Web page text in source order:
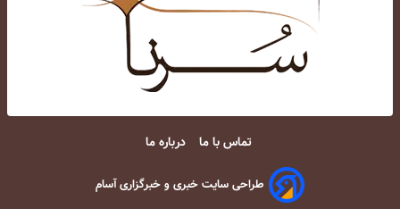
تماس با ما درباره ما
طراحی سایت خبری و خبرگزاری آسام